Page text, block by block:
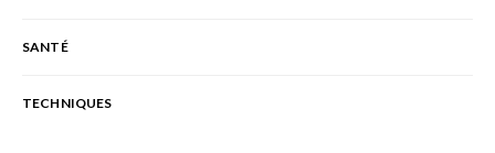
SANTÉ
TECHNIQUES